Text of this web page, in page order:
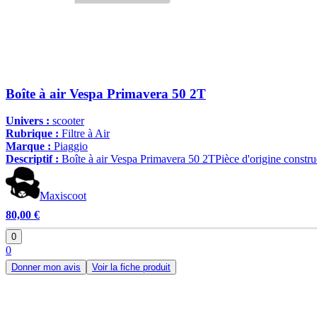
Boîte à air Vespa Primavera 50 2T
Univers : scooter
Rubrique : Filtre à Air
Marque : Piaggio
Descriptif : Boîte à air Vespa Primavera 50 2TPièce d'origine
Maxiscoot
80,00 €
0
0
Donner mon avis Voir la fiche produit